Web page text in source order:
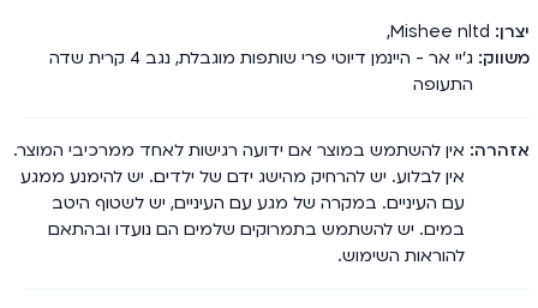
יצרן Mishee nltd
,
משווק
ג'יי אר - היינמן דיוטי פרי שותפות מוגבלת, נגב 4 קרית שדה
התעופה
אזהרה אין להשתמש במוצר אם ידועה רגישות לאחד ממרכיבי המוצר.
אין לבלוע. יש להרחיק מהישג ידם של ילדים. יש להימנע ממגע
עם העיניים. במקרה של מגע עם העיניים, יש לשטוף היטב
במים. יש להשתמש בתמרוקים שלמים הם נועדו ובהתאם
להוראות השימוש.